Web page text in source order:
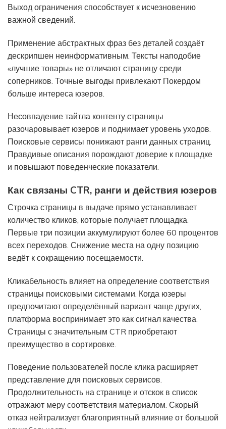
Выход ограничения способствует к исчезновению
важной сведений.
Применение абстрактных фраз без деталей создаёт
дескрипшен неинформативным. Тексты наподобие
«лучшие товары» не отличают страницу среди
соперников. Точные выгоды привлекают Покердом
больше интереса юзеров.
Несовпадение тайтла контенту страницы
разочаровывает юзеров и поднимает уровень уходов.
Поисковые сервисы понижают ранги данных страниц.
Правдивые описания порождают доверие к площадке
и повышают поведенческие показатели.
Как связаны CTR, ранги и действия юзеров
Строчка страницы в выдаче прямо устанавливает
количество кликов, которые получает площадка.
Первые три позиции аккумулируют более 60 процентов
всех переходов. Снижение места на одну позицию
ведёт к сокращению посещаемости.
Кликабельность влияет на определение соответствия
страницы поисковыми системами. Когда юзеры
предпочитают определённый вариант чаще других,
платформа воспринимает это как сигнал качества.
Страницы с значительным CTR приобретают
преимущество в сортировке.
Поведение пользователей после клика расширяет
представление для поисковых сервисов.
Продолжительность на странице и отскок в список
отражают меру соответствия материалом. Скорый
отказ нейтрализует благоприятный влияние от большой